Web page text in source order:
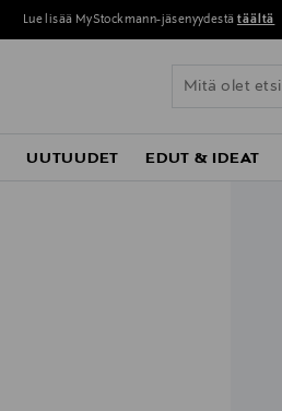
Lue lisää MyStockmann-jäsenyydestä täältä
UUTUUDET EDUT & IDEAT